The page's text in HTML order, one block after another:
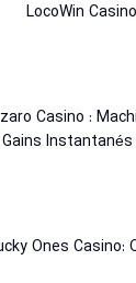
LocoWin
Casino :
Gains
Ones Casino: